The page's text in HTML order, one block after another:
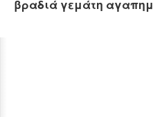
βραδιά γεμάτη